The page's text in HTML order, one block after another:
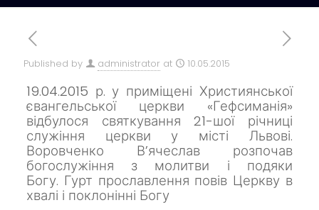
Published by administrator at 10.05.2015
19.04.2015 р. у приміщені Християнської
євангельської церкви «Гефсиманія»
відбулося святкування 21-шої річниці
служіння церкви у місті Львові.
Воровченко В’ячеслав розпочав
богослужіння з молитви і подяки
Богу. Гурт прославлення повів Церкву в
хвалі і поклонінні Богу